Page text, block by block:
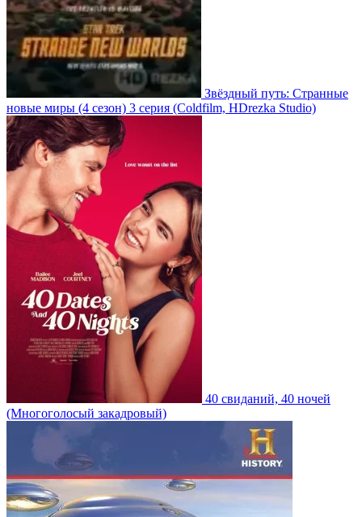
Звёздный путь: Странные
новые миры (4 сезон) 3 серия (Coldfilm, HDrezka Studio)
40 свиданий, 40 ночей
(Многоголосый закадровый)